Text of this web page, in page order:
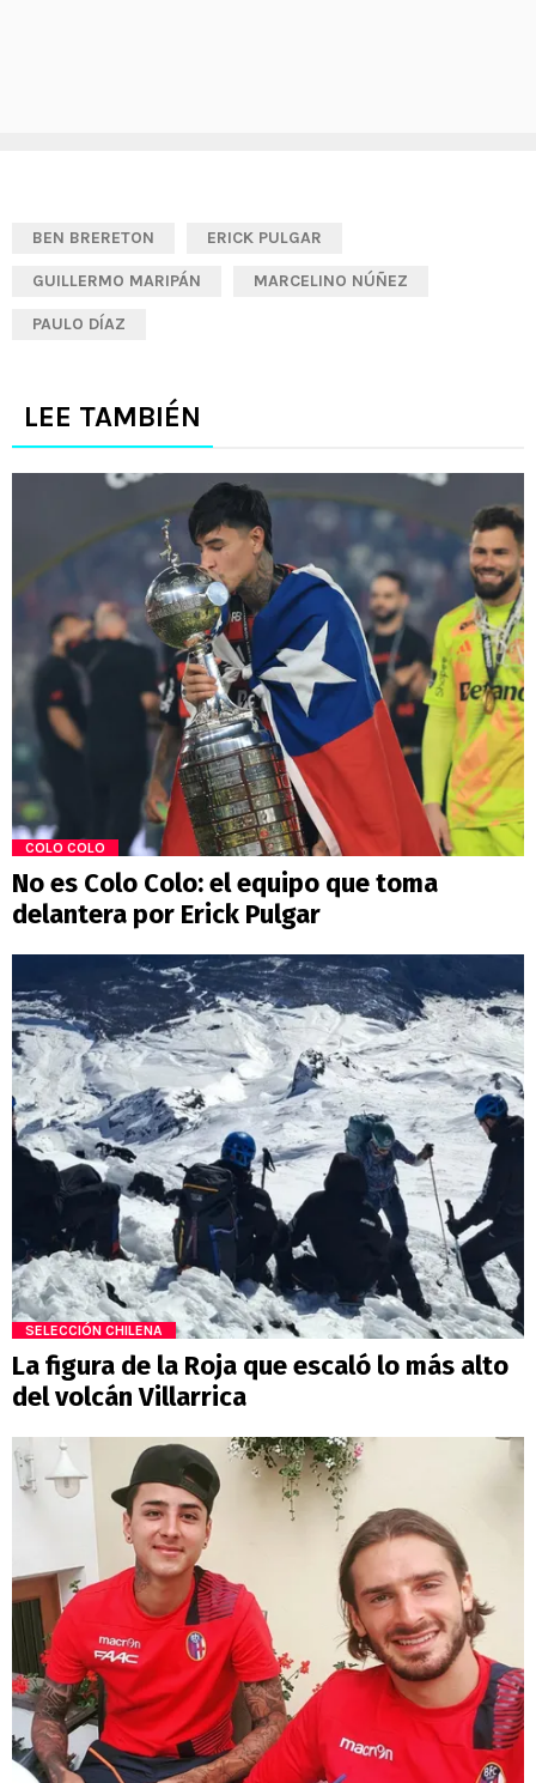
BEN BRERETON ERICK PULGAR
GUILLERMO MARIPÁN MARCELINO NÚÑEZ
PAULO DÍAZ
LEE TAMBIÉN
COLO COLO
No es Colo Colo: el equipo que toma
delantera por Erick Pulgar
SELECCIÓN CHILENA
La figura de la Roja que escaló lo más alto
del volcán Villarrica